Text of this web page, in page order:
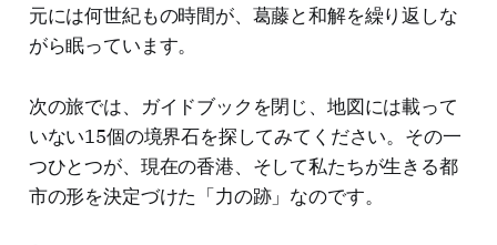
元には何世紀もの時間が、葛藤と和解を繰り返しな
がら眠っています。
次の旅では、ガイドブックを閉じ、地図には載って
いない15個の境界石を探してみてください。その一
つひとつが、現在の香港、そして私たちが生きる都
市の形を決定づけた「力の跡」なのです。